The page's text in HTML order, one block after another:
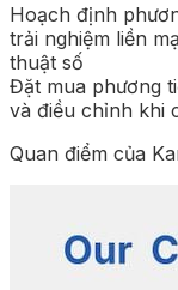
Hoạch định
trải nghiệm liền
thuật số
Đặt mua phương
và điều chỉnh khi
Quan điểm của